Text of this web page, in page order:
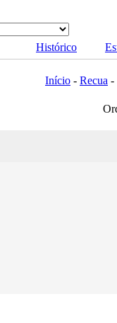
Histórico
Início - Recua -